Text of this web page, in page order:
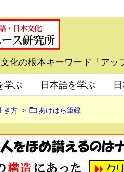
化の根本キーワード「アッ
学ぶ 日本語を学ぶ
き方 > あけはら筆録